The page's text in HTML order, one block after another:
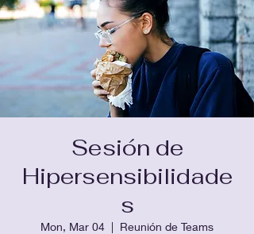
Sesión de
Hipersensibilidade
s
Mon, Mar 04
  |
Reunión de Teams